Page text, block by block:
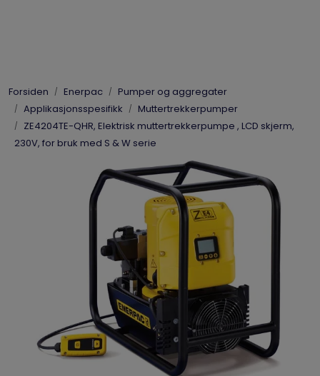
Forsiden Enerpac
Pumper og aggregater
Applikasjonsspesifikk
Muttertrekkerpumper
ZE4204TE-QHR, Elektrisk muttertrekkerpumpe , LCD skjerm,
230V, for bruk med S & W serie
Enerpac
Hydraulikk
inkl. mva.